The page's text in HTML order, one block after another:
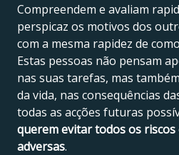
Compreendem e avaliam
perspicaz os motivos dos
com a mesma rapidez de
Estas pessoas não pensam
nas suas tarefas, mas
da vida, nas consequências
todas as acções futuras
querem evitar todos os riscos
adversas.